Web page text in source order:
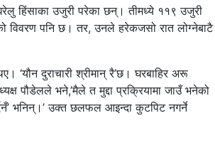
हिंसाका उजुरी परेका छन्। तीमध्ये ११९ उजुरी
विवरण पनि छ। तर, उनले हरेकजसो रात लोग्नेबाटै
‘यौन दुराचारी श्रीमान् रै’छ। घरबाहिर अरू
पौडेलले भने,’मैले त मुद्दा प्रक्रियामा जाउँ भनेको
भनिन्।’ उक्त छलफल आइन्दा कुटपिट नगर्ने